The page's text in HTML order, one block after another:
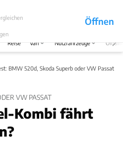
Öffnen
Abo
Menü
Reise Van Nutzfahrzeuge
BMW 520d, Skoda Superb oder VW Passat?
VW PASSAT
Kombi fährt